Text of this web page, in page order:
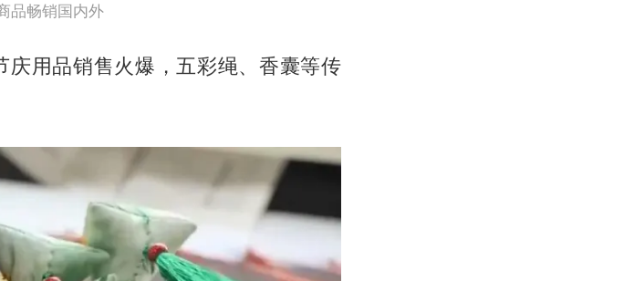
品畅销国内外
用品销售火爆，五彩绳、香囊等传